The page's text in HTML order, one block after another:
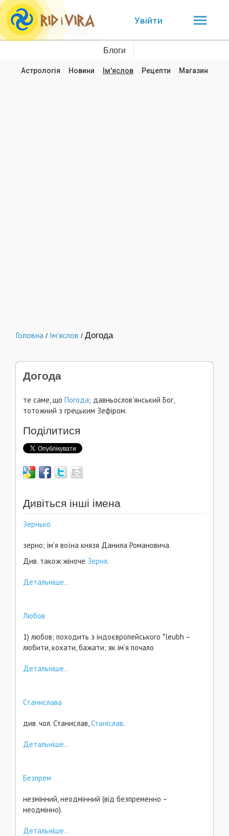
Увійти
Блоги
Астрологія Новини Ім'яслов Рецепти Магазин
Головна / Ім'яслов / Догода
Догода
те саме, що Погода; давньослов'янський Бог,
тотожний з грецьким Зефіром.
Поділитися
Дивіться інші імена
Зернько
зерно; ім'я воїна князя Данила Романовича.
Див. також жіноче Зерня.
Детальніше...
Любов
1) любов; походить з індоєвропейського *leubh –
любити, кохати, бажати; як ім'я почало
Детальніше...
Станислава
див. чол. Станислав,Станіслав.
Детальніше...
Безпрем
незмінний, неодмінний (від безпременно –
неодмінно).
Детальніше...